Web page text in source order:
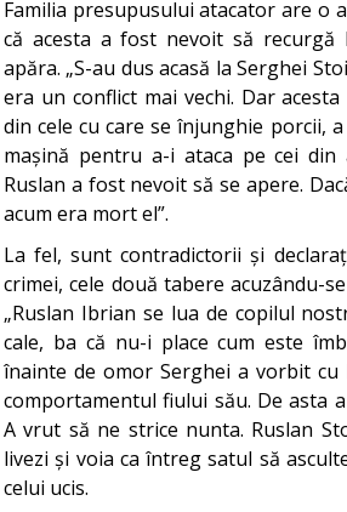
Familia presupusului atacator are o
că acesta a fost nevoit să
apăra. „S-au dus acasă la Serghei
era un conflict mai vechi. Dar
din cele cu care se înjunghie porcii,
mașină pentru a-i ataca pe cei din
Ruslan a fost nevoit să se apere.
acum era mort el”.
La fel, sunt contradictorii și
crimei, cele două tabere acuzându-
„Ruslan Ibrian se lua de copilul
cale, ba că nu-i place cum este
înainte de omor Serghei a vorbit cu
comportamentul fiului său. De asta
A vrut să ne strice nunta. Ruslan
livezi și voia ca întreg satul să
celui ucis.